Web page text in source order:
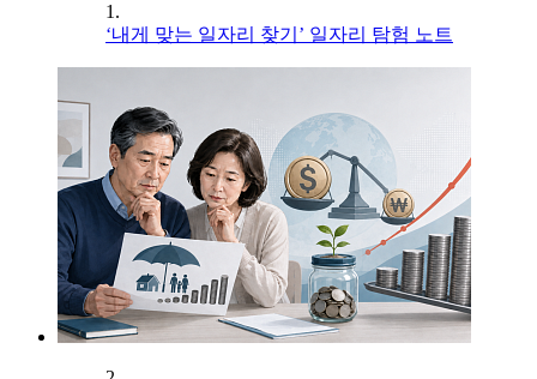
1.
‘내게 맞는 일자리 찾기’ 일자리 탐험 노트